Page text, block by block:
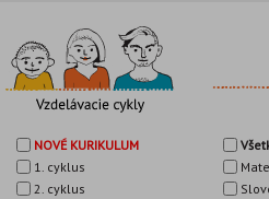
NOVÉ KURIKULUM
1. cyklus
2. cyklus